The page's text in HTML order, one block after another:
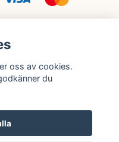
om du vågar mycket
oss av cookies.
du